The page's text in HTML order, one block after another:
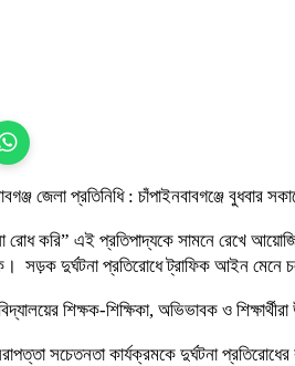
জেলা প্রতিনিধি : চাঁপাইনবাবগঞ্জে
রোধ করি” এই প্রতিপাদ্যকে সামনে রেখে
সড়ক দুর্ঘটনা প্রতিরোধে ট্রাফিক আইন মেনে
শিক্ষক-শিক্ষিকা, অভিভাবক ও
সচেতনতা কার্যক্রমকে দুর্ঘটনা